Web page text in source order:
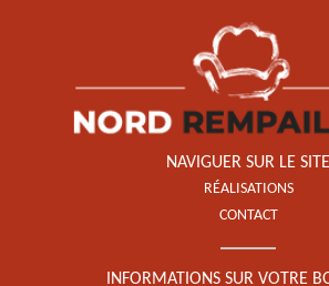
NAVIGUER SUR LE SITE
RÉALISATIONS
CONTACT
INFORMATIONS SUR VOTRE